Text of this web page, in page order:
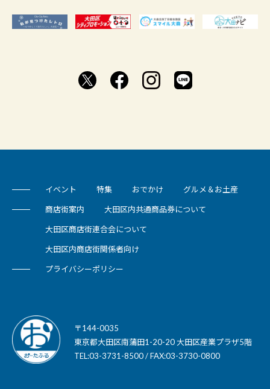
イベント 特集 おでかけ グルメ＆お土産
商店街案内 大田区内共通商品券について
大田区商店街連合会について
大田区内商店街関係者向け
プライバシーポリシー
〒144-0035
東京都大田区南蒲田1-20-20 大田区産業プラザ5階
TEL:03-3731-8500 / FAX:03-3730-0800